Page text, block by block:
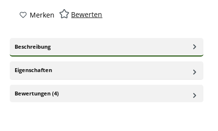
Merken Bewerten
Beschreibung
Eigenschaften
Bewertungen (4)